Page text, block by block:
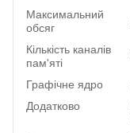
Максимальний
обсяг
Кількість каналів
пам'яті
Графічне ядро
Додатково